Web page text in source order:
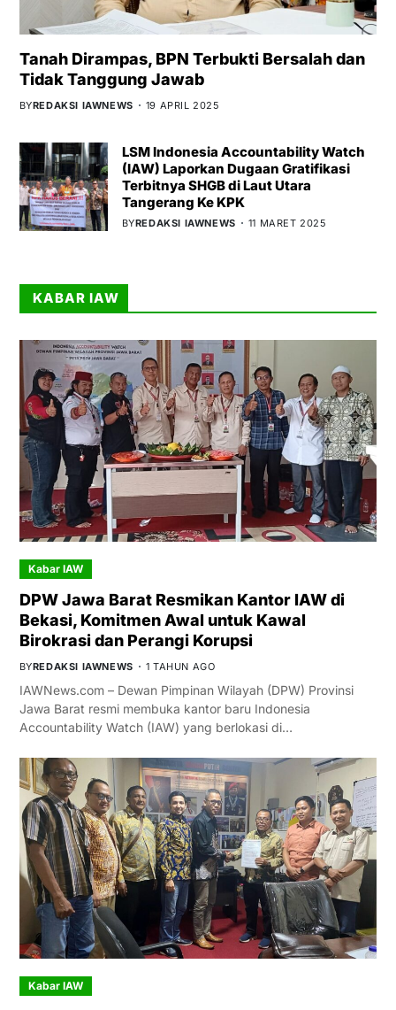
Tanah Dirampas, BPN Terbukti Bersalah dan
Tidak Tanggung Jawab
BYREDAKSI IAWNEWS 19 APRIL 2025
LSM Indonesia Accountability Watch
(IAW) Laporkan Dugaan Gratifikasi
Terbitnya SHGB di Laut Utara
Tangerang Ke KPK
BYREDAKSI IAWNEWS 11 MARET 2025
KABAR IAW
Kabar IAW
DPW Jawa Barat Resmikan Kantor IAW di
Bekasi, Komitmen Awal untuk Kawal
Birokrasi dan Perangi Korupsi
BYREDAKSI IAWNEWS 1 TAHUN AGO
IAWNews.com – Dewan Pimpinan Wilayah (DPW) Provinsi
Jawa Barat resmi membuka kantor baru Indonesia
Accountability Watch (IAW) yang berlokasi di…
Kabar IAW